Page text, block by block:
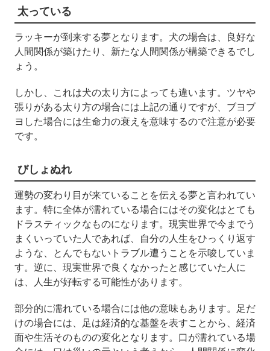
太っている
ラッキーが到来する夢となります。犬の場合は、良好な
人間関係が築けたり、新たな人間関係が構築できるでし
ょう。
しかし、これは犬の太り方によっても違います。ツヤや
張りがある太り方の場合には上記の通りですが、ブヨブ
ヨした場合には生命力の衰えを意味するので注意が必要
です。
びしょぬれ
運勢の変わり目が来ていることを伝える夢と言われてい
ます。特に全体が濡れている場合にはその変化はとても
ドラスティックなものになります。現実世界で今までう
まくいっていた人であれば、自分の人生をひっくり返す
ような、とんでもないトラブル遭うことを示唆していま
す。逆に、現実世界で良くなかったと感じていた人に
は、人生が好転する可能性があります。
部分的に濡れている場合には他の意味もあります。足だ
けの場合には、足は経済的な基盤を表すことから、経済
面や生活そのものの変化となります。口が濡れている場